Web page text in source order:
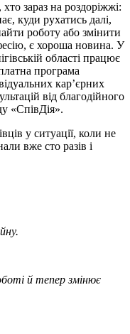
хто зараз на роздоріжжі:
куди рухатись далі,
роботу або змінити
є хороша новина. У
області працює
програма
кар’єрних
від благодійного
«СпівДія».
у ситуації, коли не
вже сто разів і
й тепер змінює